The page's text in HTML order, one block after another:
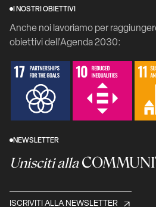
I NOSTRI OBIETTIVI
Anche noi lavoriamo per
obiettivi dell'Agenda 2030:
NEWSLETTER
Unisciti alla
ISCRIVITI ALLA NEWSLETTER